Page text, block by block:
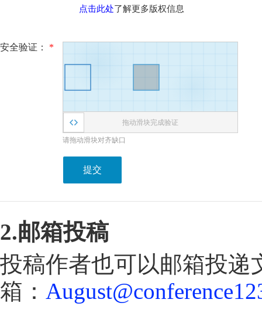
点击此处了解更多版权信息
安全验证： *
拖动滑块完成验证
请拖动滑块对齐缺口
提交
2.邮箱投稿
投稿作者也可以邮箱投递
箱：